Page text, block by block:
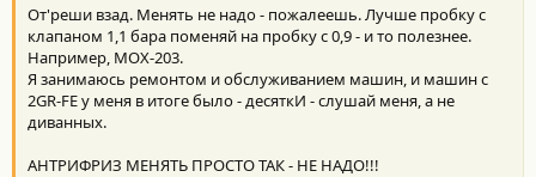
От'реши взад. Менять не надо - пожалеешь. Лучше пробку с
клапаном 1,1 бара поменяй на пробку с 0,9 - и то полезнее.
Например, MOX-203.
Я занимаюсь ремонтом и обслуживанием машин, и машин с
2GR-FE у меня в итоге было - десяткИ - слушай меня, а не
диванных.
АНТРИФРИЗ МЕНЯТЬ ПРОСТО ТАК - НЕ НАДО!!!